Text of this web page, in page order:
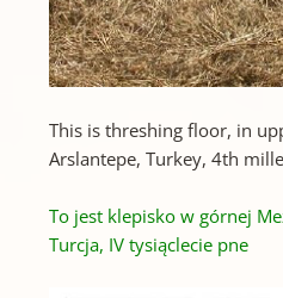
This is threshing floor, in
Arslantepe, Turkey, 4th
To jest klepisko w górnej
Turcja, IV tysiąclecie pne